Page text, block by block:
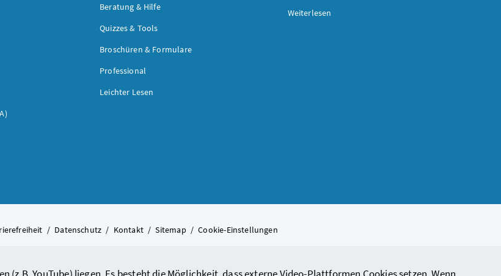
Beratung & Hilfe
Quizzes & Tools
Broschüren & Formulare
Professional
Leichter Lesen
Weiterlesen
/ Datenschutz / Kontakt / Sitemap / Cookie-Einstellungen